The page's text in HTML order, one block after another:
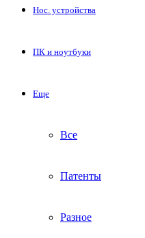
Нос. устройства
ПК и ноутбуки
Еще
Все
Патенты
Разное